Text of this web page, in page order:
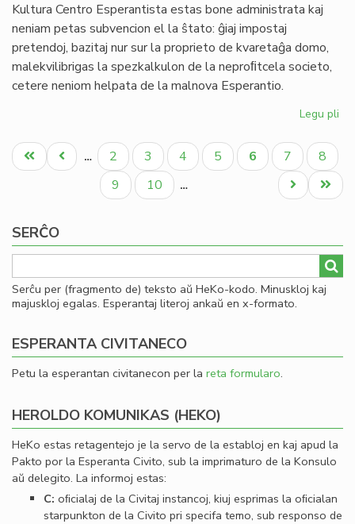
Kultura Centro Esperantista estas bone administrata kaj
neniam petas subvencion el la ŝtato: ĝiaj impostaj
pretendoj, bazitaj nur sur la proprieto de kvaretaĝa domo,
malekvilibrigas la spezkalkulon de la neproﬁtcela societo,
cetere neniom helpata de la malnova Esperantio.
Legu pli
la
Pagination
Unua
paĝo
Antaŭa
paĝo
… Paĝo
2 Paĝo
3 Paĝo
4 Paĝo
5
Aktuala
paĝo
6 Paĝo
7 Paĝo
8
Paĝo
9 Paĝo
10 …
Last
page
Next
page
SERĈO
Serĉu per (fragmento de) teksto aŭ HeKo-kodo. Minuskloj kaj
majuskloj egalas. Esperantaj literoj ankaŭ en x-formato.
ESPERANTA CIVITANECO
Petu la esperantan civitanecon per la reta formularo.
HEROLDO KOMUNIKAS (HEKO)
HeKo estas retagentejo je la servo de la establoj en kaj apud la
Pakto por la Esperanta Civito, sub la imprimaturo de la Konsulo
aŭ delegito. La informoj estas:
C: oﬁcialaj de la Civitaj instancoj, kiuj esprimas la oﬁcialan
starpunkton de la Civito pri specifa temo, sub responso de